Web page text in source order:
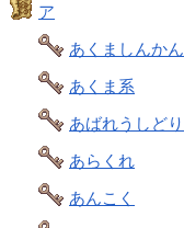
ア
あくましんかん
あくま系
あばれうしどり
あらくれ
あんこく